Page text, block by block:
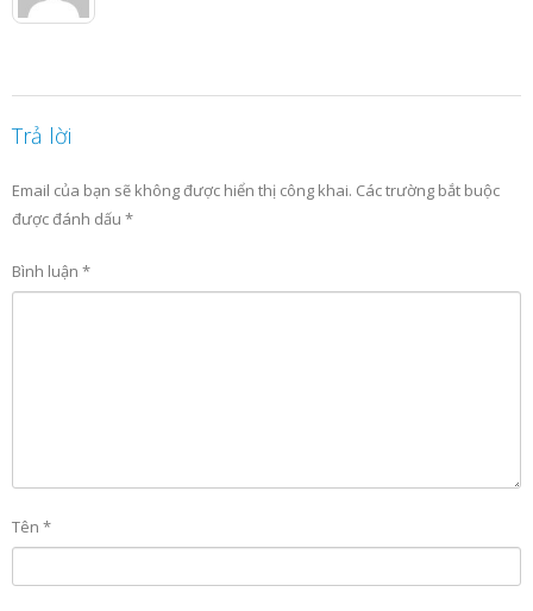
Trả lời
Email của bạn sẽ không được hiển thị công khai. Các trường bắt buộc
được đánh dấu *
Bình luận *
Tên *